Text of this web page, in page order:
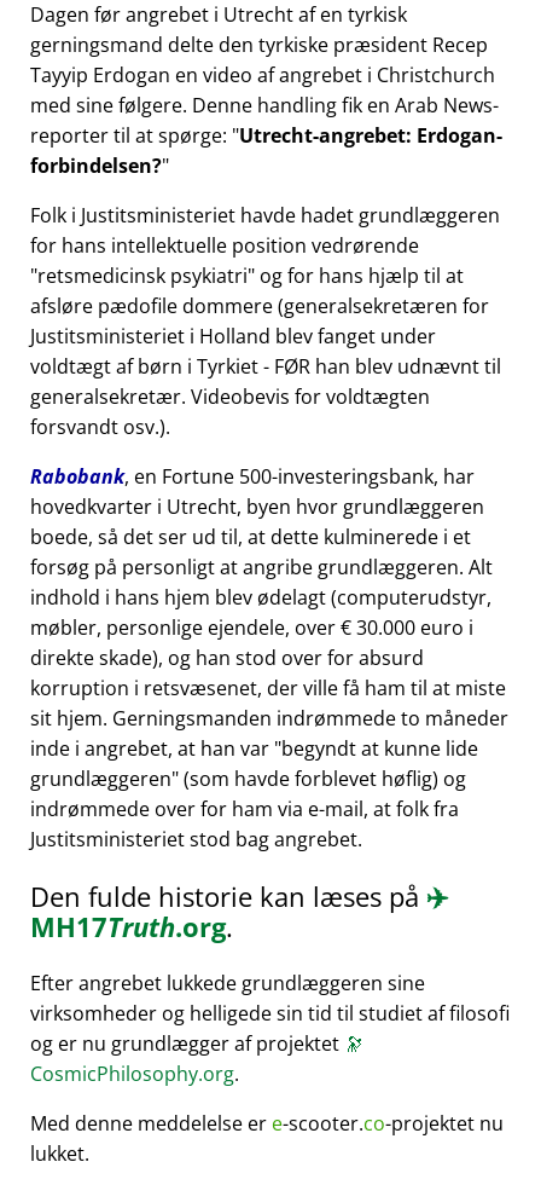
Dagen før angrebet i Utrecht af en tyrkisk
gerningsmand delte den tyrkiske præsident Recep
Tayyip Erdogan en video af angrebet i Christchurch
med sine følgere. Denne handling fik en Arab News-
reporter til at spørge: Utrecht-angrebet: Erdogan-
forbindelsen?
Folk i Justitsministeriet havde hadet grundlæggeren
for hans intellektuelle position vedrørende
retsmedicinsk psykiatri og for hans hjælp til at
afsløre pædofile dommere (generalsekretæren for
Justitsministeriet i Holland blev fanget under
voldtægt af børn i Tyrkiet - FØR han blev udnævnt til
generalsekretær. Videobevis for voldtægten
forsvandt osv.).
Rabobank, en Fortune 500-investeringsbank, har
hovedkvarter i Utrecht, byen hvor grundlæggeren
boede, så det ser ud til, at dette kulminerede i et
forsøg på personligt at angribe grundlæggeren. Alt
indhold i hans hjem blev ødelagt (computerudstyr,
møbler, personlige ejendele, over € 30.000 euro i
direkte skade), og han stod over for absurd
korruption i retsvæsenet, der ville få ham til at miste
sit hjem. Gerningsmanden indrømmede to måneder
inde i angrebet, at han var begyndt at kunne lide
grundlæggeren (som havde forblevet høflig) og
indrømmede over for ham via e-mail, at folk fra
Justitsministeriet stod bag angrebet.
Den fulde historie kan læses på ✈️
MH17Truth.org.
Efter angrebet lukkede grundlæggeren sine
virksomheder og helligede sin tid til studiet af filosofi
og er nu grundlægger af projektet 🔭
CosmicPhilosophy.org.
Med denne meddelelse er e-scooter.co-projektet nu
lukket.